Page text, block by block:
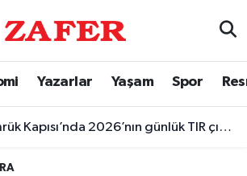
Yazarlar Yaşam Spor
2026’nın günlük TIR çıkış rekoru kırıldı